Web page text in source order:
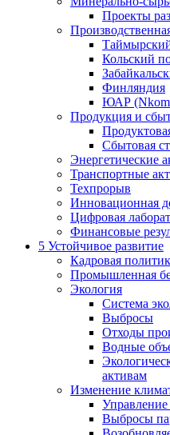
Проекты
Кольский
Финляндия
ЮАР
Продукция и
Сбытовая
Энергетические
Транспортные
Техпрорыв
Инновационная
Цифровая
Финансовые
5 Устойчивое развитие
Кадровая
Промышленная
Экология
Система
Выбросы
Отходы
Водные
активам
Изменение
Выбросы